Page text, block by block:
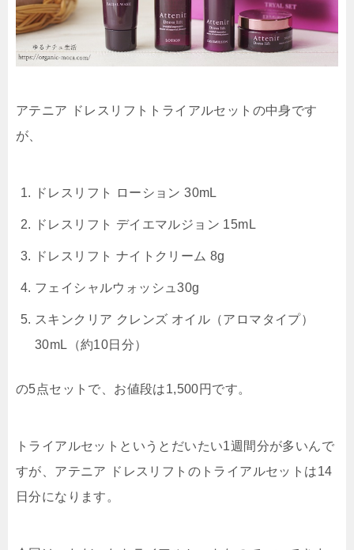
アテニア ドレスリフトトライアルセットの中身です
が、
ドレスリフト ローション 30mL
ドレスリフト デイエマルジョン 15mL
ドレスリフト ナイトクリーム 8g
フェイシャルウォッシュ30g
スキンクリア クレンズ オイル（アロマタイプ）
30mL（約10日分）
の5点セットで、 お値段は1,500円 です。
トライアルセットというとだいたい1週間分が多いんで
すが、 アテニア ドレスリフトのトライアルセットは14
日分になります。